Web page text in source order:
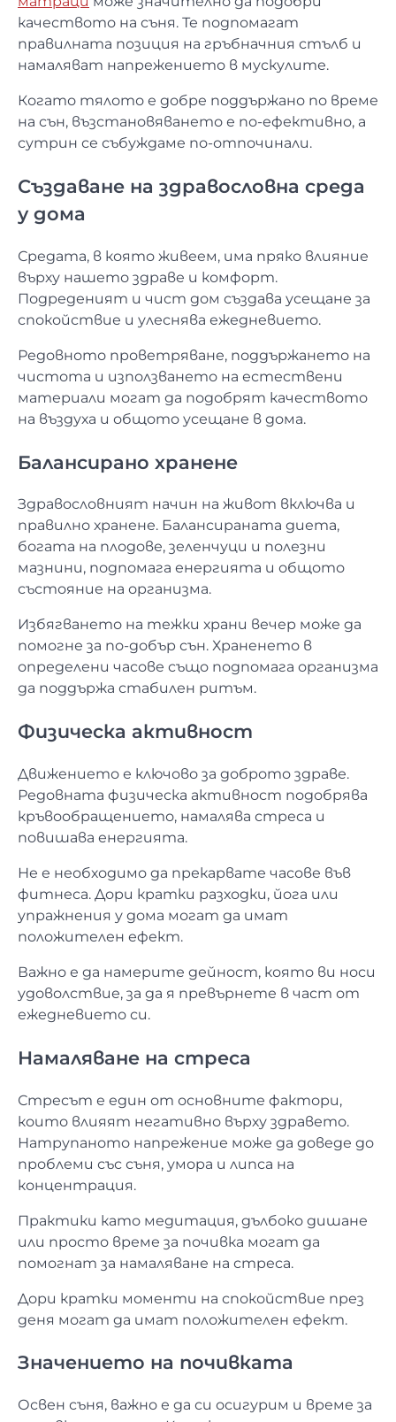
качеството на съня. Те подпомагат
правилната позиция на гръбначния стълб и
намаляват напрежението в мускулите.
Когато тялото е добре поддържано по време
на сън, възстановяването е по-ефективно, а
сутрин се събуждаме по-отпочинали.
Създаване на здравословна среда
у дома
Средата, в която живеем, има пряко влияние
върху нашето здраве и комфорт.
Подреденият и чист дом създава усещане за
спокойствие и улеснява ежедневието.
Редовното проветряване, поддържането на
чистота и използването на естествени
материали могат да подобрят качеството
на въздуха и общото усещане в дома.
Балансирано хранене
Здравословният начин на живот включва и
правилно хранене. Балансираната диета,
богата на плодове, зеленчуци и полезни
мазнини, подпомага енергията и общото
състояние на организма.
Избягването на тежки храни вечер може да
помогне за по-добър сън. Храненето в
определени часове също подпомага организма
да поддържа стабилен ритъм.
Физическа активност
Движението е ключово за доброто здраве.
Редовната физическа активност подобрява
кръвообращението, намалява стреса и
повишава енергията.
Не е необходимо да прекарвате часове във
фитнеса. Дори кратки разходки, йога или
упражнения у дома могат да имат
положителен ефект.
Важно е да намерите дейност, която ви носи
удоволствие, за да я превърнете в част от
ежедневието си.
Намаляване на стреса
Стресът е един от основните фактори,
които влияят негативно върху здравето.
Натрупаното напрежение може да доведе до
проблеми със съня, умора и липса на
концентрация.
Практики като медитация, дълбоко дишане
или просто време за почивка могат да
помогнат за намаляване на стреса.
Дори кратки моменти на спокойствие през
деня могат да имат положителен ефект.
Значението на почивката
Освен съня, важно е да си осигурим и време за